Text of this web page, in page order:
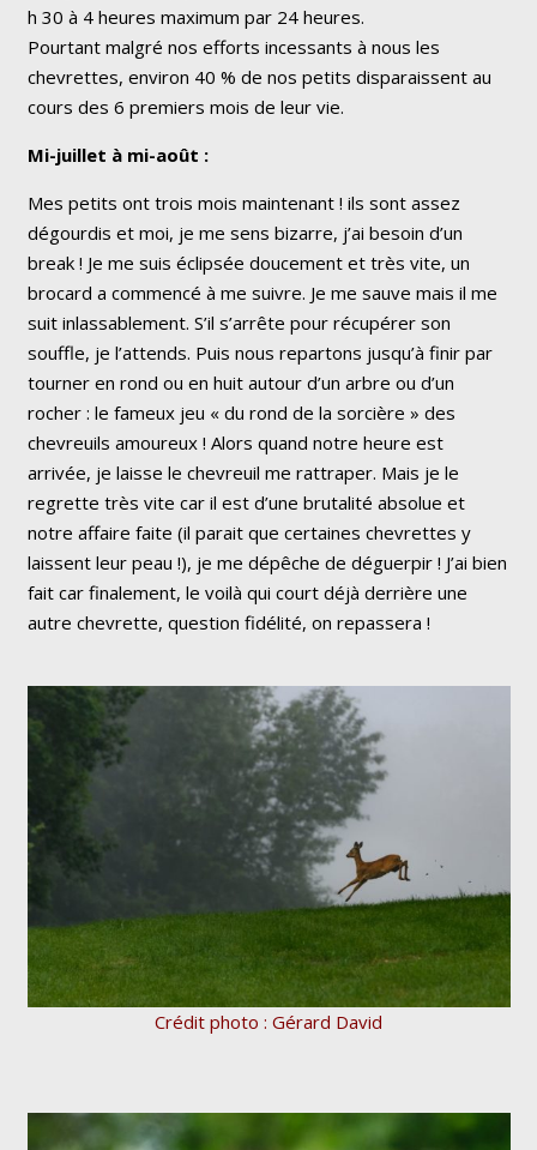
h 30 à 4 heures maximum par 24 heures.
Pourtant malgré nos efforts incessants à nous les
chevrettes, environ 40 % de nos petits disparaissent au
cours des 6 premiers mois de leur vie.
Mi-juillet à mi-août :
Mes petits ont trois mois maintenant ! ils sont assez
dégourdis et moi, je me sens bizarre, j’ai besoin d’un
break ! Je me suis éclipsée doucement et très vite, un
brocard a commencé à me suivre. Je me sauve mais il me
suit inlassablement. S’il s’arrête pour récupérer son
souffle, je l’attends. Puis nous repartons jusqu’à finir par
tourner en rond ou en huit autour d’un arbre ou d’un
rocher : le fameux jeu « du rond de la sorcière » des
chevreuils amoureux ! Alors quand notre heure est
arrivée, je laisse le chevreuil me rattraper. Mais je le
regrette très vite car il est d’une brutalité absolue et
notre affaire faite (il parait que certaines chevrettes y
laissent leur peau !), je me dépêche de déguerpir ! J’ai bien
fait car finalement, le voilà qui court déjà derrière une
autre chevrette, question fidélité, on repassera !
Crédit photo : Gérard David